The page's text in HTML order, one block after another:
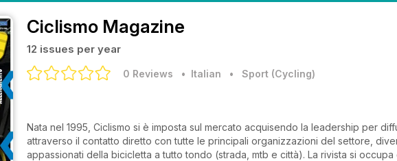
Ciclismo Magazine
12 issues per year
0 Reviews • Italian • Sport (Cycling)
Nata nel 1995, Ciclismo si è imposta sul mercato acquisendo la leadership per
attraverso il contatto diretto con tutte le principali organizzazioni del settore,
appassionati della bicicletta a tutto tondo (strada, mtb e città). La rivista si